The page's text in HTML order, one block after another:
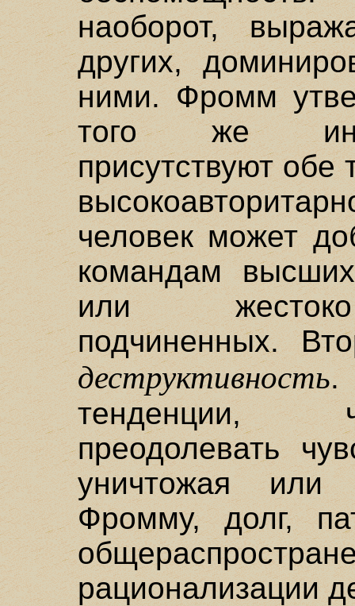
наоборот,
других,
ними. Фромм
того же
присутствуют
человек может
командам
или жестоко
подчиненных.
деструктивность
тенденции,
преодолевать
уничтожая или
Фромму, долг,
рационализации